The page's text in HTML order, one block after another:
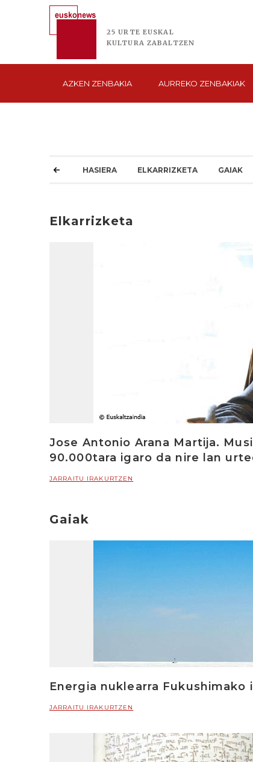
25 URTE EUSKAL
KULTURA ZABALTZEN
AZKEN ZENBAKIA AURREKO ZENBAKIAK
HASIERA ELKARRIZKETA GAIAK
Elkarrizketa
Jose Antonio Arana Martija.
90.000tara igaro da nire lan
JARRAITU IRAKURTZEN
Gaiak
Energia nuklearra
JARRAITU IRAKURTZEN